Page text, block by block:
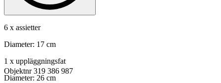
6 x assietter
Diameter: 17 cm
1 x uppläggningsfat
Diameter: 26 cm
Objektnr 319 386 987